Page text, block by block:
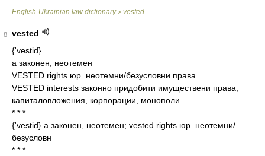
English-Ukrainian law dictionary> vested
8
vested
{'vestid}
a законен, неотемен
VESTED rights юр. неотемни/безусловни права
VESTED interests законно придобити имуществени права,
капиталовложения, корпорации, монополи
* * *
{'vestid} а законен, неотемен; vested rights юр. неотемни/
безусловн
* * *